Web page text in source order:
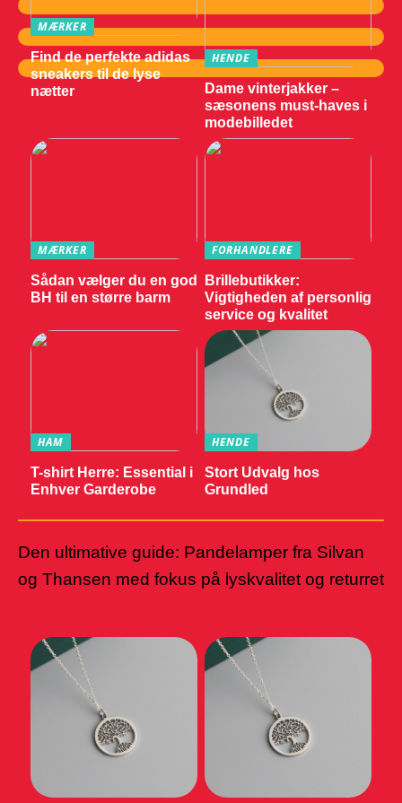
MÆRKER
Find de perfekte adidas
sneakers til de lyse
nætter
HENDE
Dame vinterjakker –
sæsonens must-haves i
modebilledet
MÆRKER
Sådan vælger du en god
BH til en større barm
FORHANDLERE
Brillebutikker:
Vigtigheden af personlig
service og kvalitet
HAM
T-shirt Herre: Essential i
Enhver Garderobe
HENDE
Stort Udvalg hos
Grundled
Den ultimative guide: Pandelamper fra Silvan
og Thansen med fokus på lyskvalitet og returret